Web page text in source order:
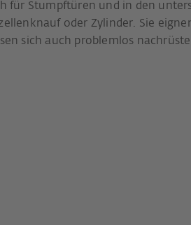
für Stumpftüren und in den
oder Zylinder. Sie
sich auch problemlos